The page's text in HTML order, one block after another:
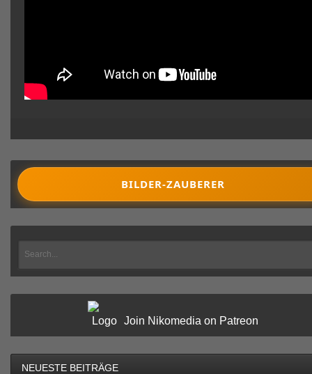
BILDER-ZAUBERER
Join Nikomedia on Patreon
NEUESTE BEITRÄGE